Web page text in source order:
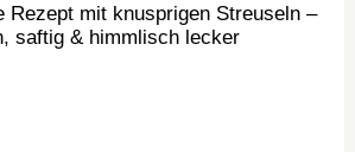
Rezept mit knusprigen Streuseln –
saftig & himmlisch lecker